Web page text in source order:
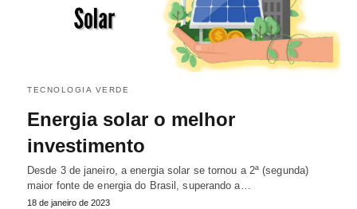
TECNOLOGIA VERDE
Energia solar o melhor
investimento
Desde 3 de janeiro, a energia solar se tornou a 2ª (segunda)
maior fonte de energia do Brasil, superando a…
18 de janeiro de 2023